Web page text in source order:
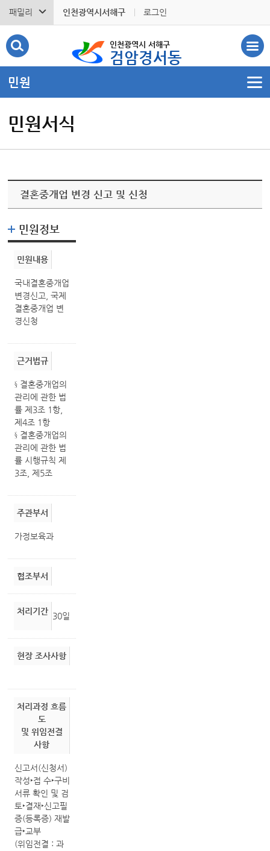
패밀리 인천광역시서해구 로그인
인천광역시 서해구
검암경서동
민원
민원서식
결혼중개업 변경 신고 및 신청
민원정보
민원내용
국내결혼중개업
변경신고, 국제
결혼중개업 변
경신청
근거법규
§ 결혼중개업의
관리에 관한 법
률 제3조 1항,
제4조 1항
§ 결혼중개업의
관리에 관한 법
률 시행규칙 제
3조, 제5조
주관부서
가정보육과
협조부서
처리기간 30일
현장 조사사항
처리과정 흐름
도
및 위임전결
사항
신고서(신청서)
작성‣접 수‣구비
서류 확인 및 검
토‣결재‣신고필
증(등록증) 재발
급‣교부
(위임전결 : 과